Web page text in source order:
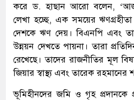
করে ড. হাছান আরো বলেন, ‘আজ
লেখা হচ্ছে, এক সময়ের
দেশকে ঋণ দেয়। বিএনপি এবং
উন্নয়ন দেখতে পায়না। তারা
রেখেছে। তাদের রাজনীতির মূল
জিয়ার স্বাস্থ্য এবং তারেক রহমানের
ভূমিহীনদের জমি ও গৃহ প্রদানকে